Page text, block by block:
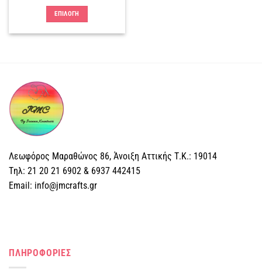
ΕΠΙΛΟΓΗ
επιλεγούν
σελίδα
του
Λεωφόρος Μαραθώνος 86, Άνοιξη Αττικής Τ.Κ.: 19014
Tηλ: 21 20 21 6902 & 6937 442415
Email: info@jmcrafts.gr
ΠΛΗΡΟΦΟΡΙΕΣ